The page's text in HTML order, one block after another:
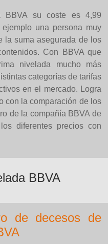
BBVA su coste es 4,99
una persona muy
la suma asegurada de los
Con BBVA que
nivelada mucho más
categorías de tarifas
en el mercado. Logra
con la comparación de los
de la compañía BBVA de
diferentes precios con
BBVA
de decesos de